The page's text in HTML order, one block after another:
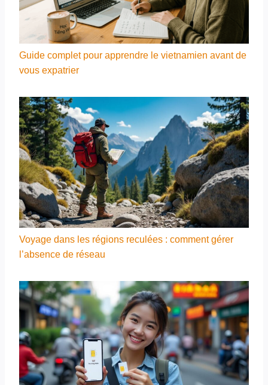
Guide complet pour apprendre le vietnamien avant de
vous expatrier
Voyage dans les régions reculées : comment gérer
l’absence de réseau